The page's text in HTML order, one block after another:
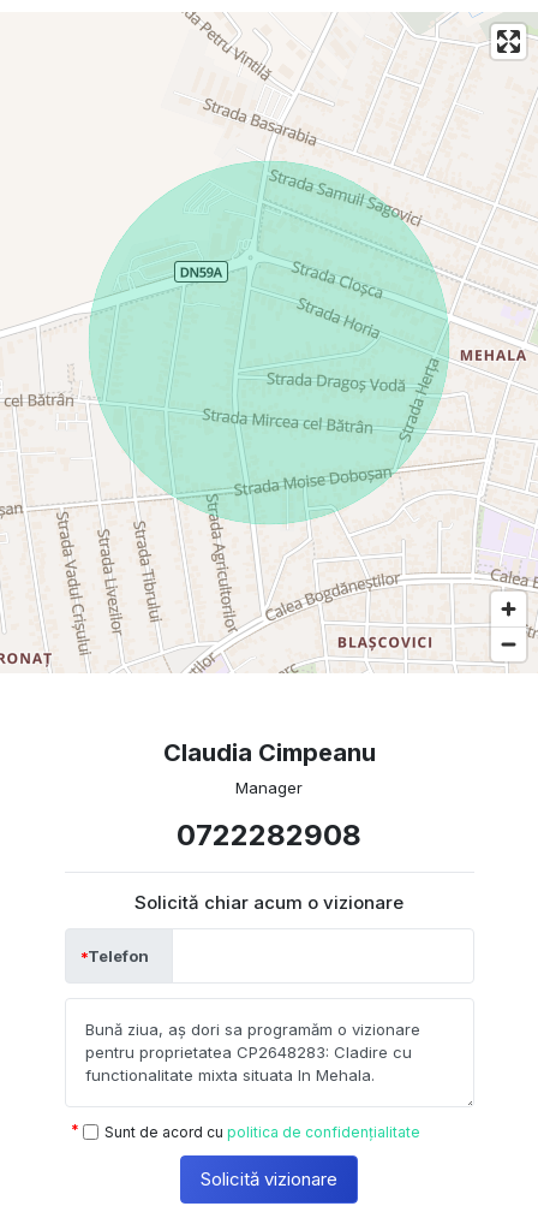
Claudia Cimpeanu
Manager
0722282908
Solicită chiar acum o vizionare
Telefon
Sunt de acord cu politica de confidențialitate
Solicită vizionare